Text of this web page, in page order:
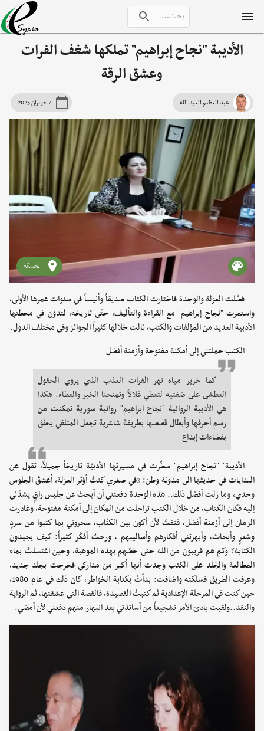
الأديبة "نجاح إبراهيم" تملكها شغف الفرات
وعشق الرقة
عبد العظيم العبد الله 7 حزيران 2025
الحسكة
فضّلت العزلة والوحدة فاختارت الكتاب صديقاً وأنيساً في سنوات عمرها الأولى،
واستمرت "نجاح إبراهيم" مع القراءة والتأليف، حتّى تاريخه، لتدوّن في محطتها
الأدبية العديد من المؤلفات والكتب، نالت خلالها كثيراً الجوائز وفي مختلف الدول.
الكتب حملتني إلى أمكنة مفتوحة وأزمنة أفضل
كما خرير مياه نهر الفرات العذب الذي يروي الحقول
العطشى على ضفتيه لتعطي غلالاً وتمنحنا الخير والعطاء. هكذا
هي الأديبة الروائية "نجاح ابراهيم" روائية سورية تمكنت من
رسم أحرفها وأبطال قصصها بطريقة شاعرية تجعل المتلقي يحلق
بفضاءات إبداع
الأديبة" "نجاح إبراهيم" سطّرت في مسيرتها الأدبيّة تاريخاً جميلاً، تقول عن
البدايات في حديثها الى مدونة وطن: «في صغري كنتُ أؤثر العزلة، أعشقُ الجلوس
وحدي، وما زلت أفضل ذلك.. هذه الوحدة دفعتني أن أبحث عن جليس راقٍ يشدّني
إليه فكان الكتاب، من خلال الكتب تراحلت من المكان إلى أمكنة مفتوحة، وغادرت
الزمان إلى أزمنة أفضل، فتقتُ لأن أكون بين الكتّاب، سحروني بما كتبوا من سردٍ
وشعرٍ وأبحاث، وأبهرتني أفكارهم وأساليبهم ، ورحتُ أفكّر كثيراً: كيف يجيدون
الكتابة؟ وكم هم قريبون من الله حتى خصّهم بهذه الموهبة، وحين اغتسلتُ بماء
المطالعة والجَلد على الكتب وجدت أنها أكبر من مداركي فخرجت بجلد جديد،
وعرفت الطريق فسلكته واضافت: بدأتُ بكتابة الخواطر، كان ذلك في عام 1980،
حين كنت في المرحلة الإعدادية ثم كتبتُ القصيدة، فالقصة التي عشقتها، ثم الرواية
والنقد..ولقيت بادئ الأمر تشجيعاً من أساتذتي بعد انبهار منهم دفعني لأن أمضي.